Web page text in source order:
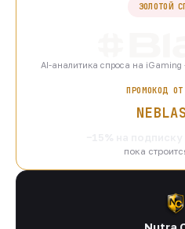
ЗОЛОТОЙ
AI-аналитика спроса на iGaming
ПРОМОКОД ОТ
пока